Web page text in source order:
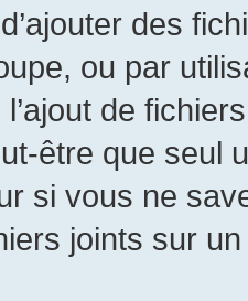
des
ou par
de
être que seul
si vous ne
joints sur